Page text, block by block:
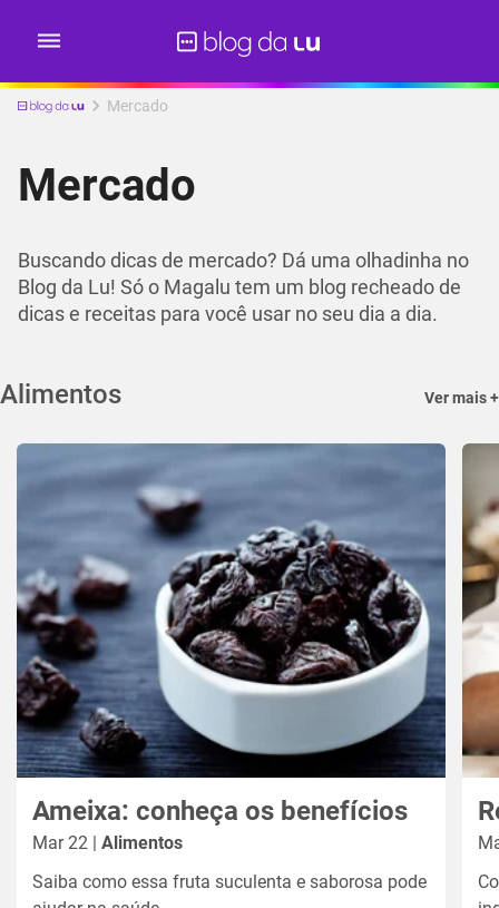
Mercado
Mercado
Buscando dicas de mercado? Dá uma olhadinha no
Blog da Lu! Só o Magalu tem um blog recheado de
dicas e receitas para você usar no seu dia a dia.
Alimentos Ver mais +
Ameixa: conheça os benefícios
Mar 22 | Alimentos
Saiba como essa fruta suculenta e saborosa pode